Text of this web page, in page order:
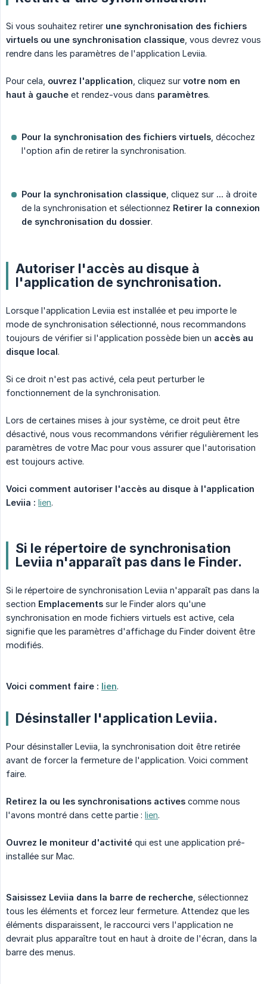
Si vous souhaitez retirer une synchronisation des fichiers
virtuels ou une synchronisation classique , vous devrez vous
rendre dans les paramètres de l'application Leviia.
Pour cela, ouvrez l'application , cliquez sur votre nom en
haut à gauche et rendez-vous dans paramètres.
Pour la synchronisation des fichiers virtuels , décochez
l'option afin de retirer la synchronisation.
Pour la synchronisation classique , cliquez sur ... à droite
de la synchronisation et sélectionnez Retirer la connexion
de synchronisation du dossier.
Autoriser l'accès au disque à
l'application de synchronisation.
Lorsque l'application Leviia est installée et peu importe le
mode de synchronisation sélectionné, nous recommandons
toujours de vérifier si l'application possède bien un accès au
disque local.
Si ce droit n'est pas activé, cela peut perturber le
fonctionnement de la synchronisation.
Lors de certaines mises à jour système, ce droit peut être
désactivé, nous vous recommandons vérifier régulièrement les
paramètres de votre Mac pour vous assurer que l'autorisation
est toujours active.
Voici comment autoriser l'accès au disque à l'application
Leviia : lien.
Si le répertoire de synchronisation
Leviia n'apparaît pas dans le Finder.
Si le répertoire de synchronisation Leviia n'apparaît pas dans la
section Emplacements sur le Finder alors qu'une
synchronisation en mode fichiers virtuels est active, cela
signifie que les paramètres d'affichage du Finder doivent être
modifiés.
Voici comment faire : lien.
Désinstaller l'application Leviia.
Pour désinstaller Leviia, la synchronisation doit être retirée
avant de forcer la fermeture de l'application. Voici comment
faire.
Retirez la ou les synchronisations actives comme nous
l'avons montré dans cette partie : lien.
Ouvrez le moniteur d'activité qui est une application pré-
installée sur Mac.
Saisissez Leviia dans la barre de recherche , sélectionnez
tous les éléments et forcez leur fermeture. Attendez que les
éléments disparaissent, le raccourci vers l'application ne
devrait plus apparaître tout en haut à droite de l'écran, dans la
barre des menus.